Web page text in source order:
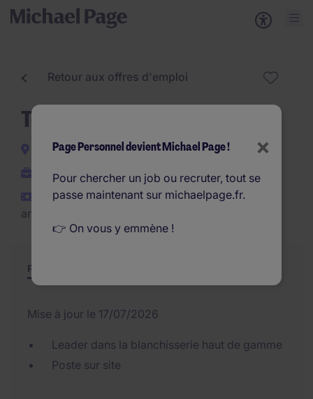
Retour aux offres d'emploi
Technicien de maintenance
Argenteuil
CDI
€32.000 - €37.000 par
an
Poste et missions
Mise à jour le 17/07/2026
Leader dans la blanchisserie haut de gamme
Poste sur site
×
Page Personnel devient Michael Page !
Pour chercher un job ou recruter, tout se
passe maintenant sur michaelpage.fr.
👉 On vous y emmène !